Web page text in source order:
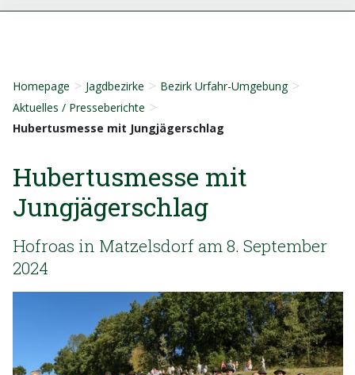
Homepage > Jagdbezirke > Bezirk Urfahr-Umgebung >
Aktuelles / Presseberichte >
Hubertusmesse mit Jungjägerschlag
Hubertusmesse mit
Jungjägerschlag
Hofroas in Matzelsdorf am 8. September
2024